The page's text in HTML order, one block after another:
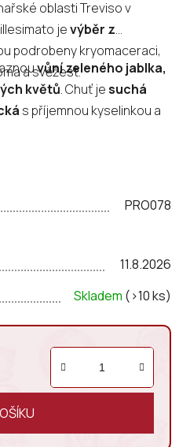
oblasti Treviso v
jevýběr z
podrobeny kryomaceraci,
a svěžest.
vůní zeleného jablka,
květů. Chuť jesuchá
s příjemnou kyselinkou a
Skladem (>10 ks)
11.8.2026
PRO078